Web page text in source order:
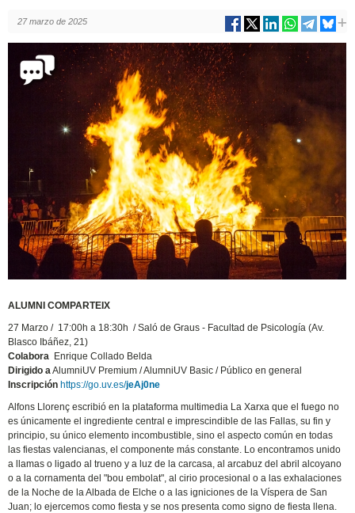
27 marzo de 2025
ALUMNI COMPARTEIX
27 Marzo / 17:00h a 18:30h / Saló de Graus - Facultad de Psicología (Av.
Blasco Ibáñez, 21)
Colabora Enrique Collado Belda
Dirigido aAlumniUV Premium / AlumniUV Basic / Público en general
Inscripciónhttps://go.uv.es/jeAj0ne
Alfons Llorenç escribió en la plataforma multimedia La Xarxa que el fuego no
es únicamente el ingrediente central e imprescindible de las Fallas, su fin y
principio, su único elemento incombustible, sino el aspecto común en todas
las fiestas valencianas, el componente más constante. Lo encontramos unido
a llamas o ligado al trueno y a luz de la carcasa, al arcabuz del abril alcoyano
o a la cornamenta del "bou embolat", al cirio procesional o a las exhalaciones
de la Noche de la Albada de Elche o a las igniciones de la Víspera de San
Juan; lo ejercemos como fiesta y se nos presenta como signo de fiesta llena.